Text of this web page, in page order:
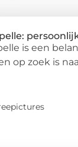
is een
op zoek is